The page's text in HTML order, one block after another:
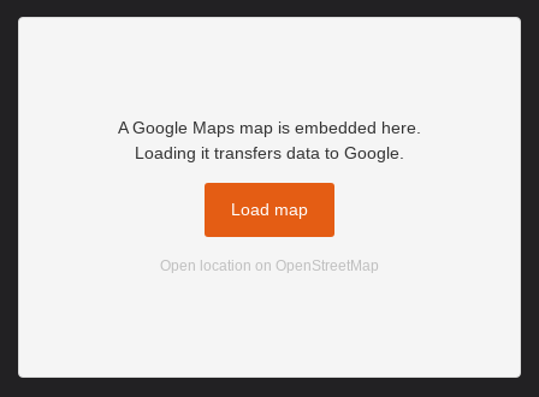
A Google Maps map is embedded here.
Loading it transfers data to Google.
Load map
Open location on OpenStreetMap